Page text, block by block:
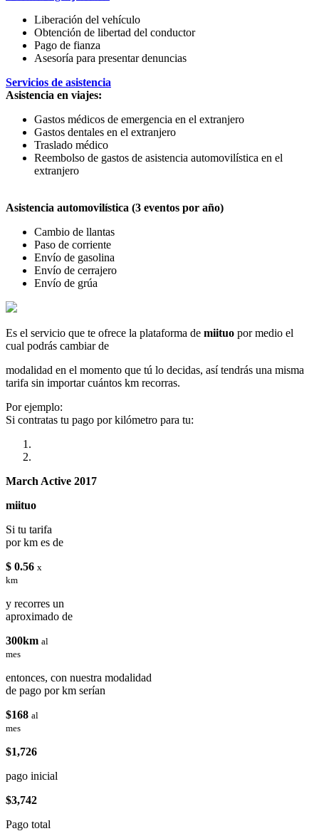
Liberación del vehículo
Obtención de libertad del conductor
Pago de fianza
Asesoría para presentar denuncias
Servicios de asistencia
Asistencia en viajes:
Gastos médicos de emergencia en el extranjero
Gastos dentales en el extranjero
Traslado médico
Reembolso de gastos de asistencia automovilística en el
extranjero
Asistencia automovilística (3 eventos por año)
Cambio de llantas
Paso de corriente
Envío de gasolina
Envío de cerrajero
Envío de grúa
Es el servicio que te ofrece la plataforma de miituo por medio el
cual podrás cambiar de
modalidad en el momento que tú lo decidas, así tendrás una misma
tarifa sin importar cuántos km recorras.
Por ejemplo:
Si contratas tu pago por kilómetro para tu:
March Active 2017
miituo
Si tu tarifa
por km es de
$ 0.56 x
km
y recorres un
aproximado de
300km al
mes
entonces, con nuestra modalidad
de pago por km serían
$168 al
mes
$1,726
pago inicial
$3,742
Pago total